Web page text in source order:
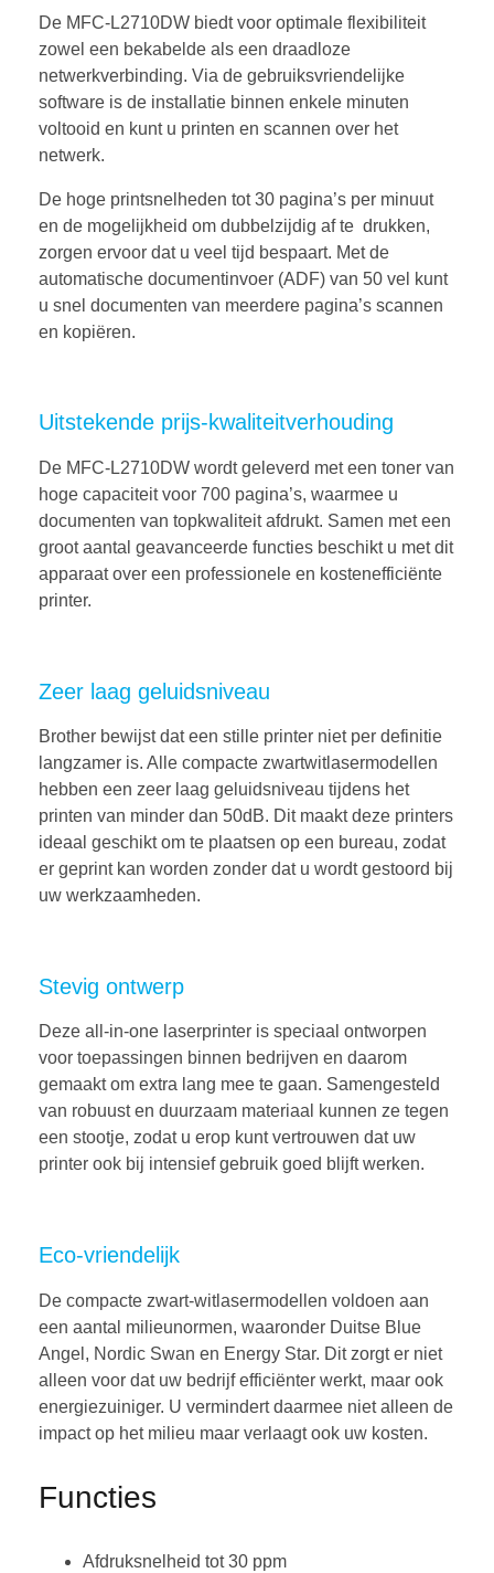
De MFC-L2710DW biedt voor optimale flexibiliteit
zowel een bekabelde als een draadloze
netwerkverbinding. Via de gebruiksvriendelijke
software is de installatie binnen enkele minuten
voltooid en kunt u printen en scannen over het
netwerk.
De hoge printsnelheden tot 30 pagina’s per minuut
en de mogelijkheid om dubbelzijdig af te drukken,
zorgen ervoor dat u veel tijd bespaart. Met de
automatische documentinvoer (ADF) van 50 vel kunt
u snel documenten van meerdere pagina’s scannen
en kopiëren.
Uitstekende prijs-kwaliteitverhouding
De MFC-L2710DW wordt geleverd met een toner van
hoge capaciteit voor 700 pagina’s, waarmee u
documenten van topkwaliteit afdrukt. Samen met een
groot aantal geavanceerde functies beschikt u met dit
apparaat over een professionele en kostenefficiënte
printer.
Zeer laag geluidsniveau
Brother bewijst dat een stille printer niet per definitie
langzamer is. Alle compacte zwartwitlasermodellen
hebben een zeer laag geluidsniveau tijdens het
printen van minder dan 50dB. Dit maakt deze printers
ideaal geschikt om te plaatsen op een bureau, zodat
er geprint kan worden zonder dat u wordt gestoord bij
uw werkzaamheden.
Stevig ontwerp
Deze all-in-one laserprinter is speciaal ontworpen
voor toepassingen binnen bedrijven en daarom
gemaakt om extra lang mee te gaan. Samengesteld
van robuust en duurzaam materiaal kunnen ze tegen
een stootje, zodat u erop kunt vertrouwen dat uw
printer ook bij intensief gebruik goed blijft werken.
Eco-vriendelijk
De compacte zwart-witlasermodellen voldoen aan
een aantal milieunormen, waaronder Duitse Blue
Angel, Nordic Swan en Energy Star. Dit zorgt er niet
alleen voor dat uw bedrijf efficiënter werkt, maar ook
energiezuiniger. U vermindert daarmee niet alleen de
impact op het milieu maar verlaagt ook uw kosten.
Functies
Afdruksnelheid tot 30 ppm